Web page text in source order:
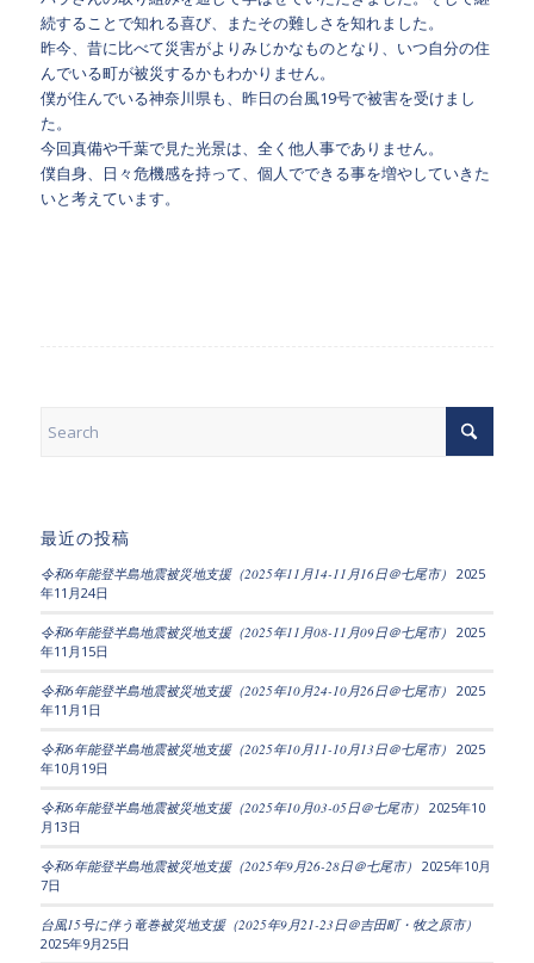
続することで知れる喜び、またその難しさを知れました。
昨今、昔に比べて災害がよりみじかなものとなり、いつ自分の住
んでいる町が被災するかもわかりません。
僕が住んでいる神奈川県も、昨日の台風19号で被害を受けまし
た。
今回真備や千葉で見た光景は、全く他人事でありません。
僕自身、日々危機感を持って、個人でできる事を増やしていきた
いと考えています。
最近の投稿
令和6年能登半島地震被災地支援（2025年11月14-11月16日＠七尾市） 2025
年11月24日
令和6年能登半島地震被災地支援（2025年11月08-11月09日＠七尾市） 2025
年11月15日
令和6年能登半島地震被災地支援（2025年10月24-10月26日＠七尾市） 2025
年11月1日
令和6年能登半島地震被災地支援（2025年10月11-10月13日＠七尾市） 2025
年10月19日
令和6年能登半島地震被災地支援（2025年10月03-05日＠七尾市） 2025年10
月13日
令和6年能登半島地震被災地支援（2025年9月26-28日＠七尾市） 2025年10月
7日
台風15号に伴う竜巻被災地支援（2025年9月21-23日＠吉田町・牧之原市）
2025年9月25日